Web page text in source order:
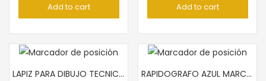
Add to cart Add to cart
LAPIZ PARA DIBUJO TECNICO 3H – FAST
RAPIDOGRAFO AZUL MARCA ZEBRA 0.5